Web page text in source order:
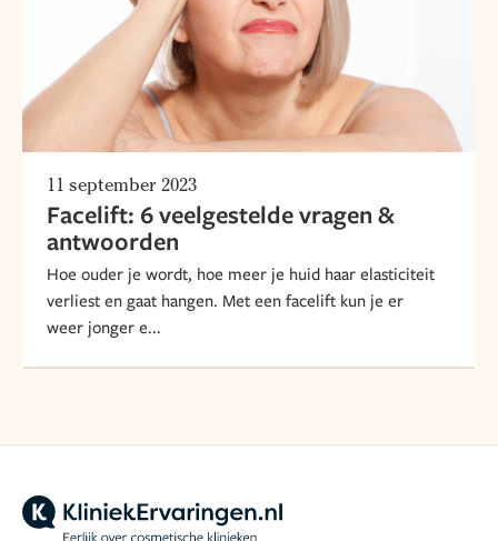
11 september 2023
Facelift: 6 veelgestelde vragen &
antwoorden
Hoe ouder je wordt, hoe meer je huid haar elasticiteit
verliest en gaat hangen. Met een facelift kun je er
weer jonger e...